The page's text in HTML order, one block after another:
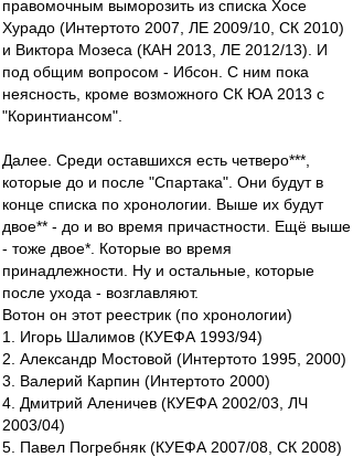
правомочным выморозить из списка Хосе
Хурадо (Интертото 2007, ЛЕ 2009/10, СК 2010)
и Виктора Мозеса (КАН 2013, ЛЕ 2012/13). И
под общим вопросом - Ибсон. С ним пока
неясность, кроме возможного СК ЮА 2013 с
"Коринтиансом".
Далее. Среди оставшихся есть четверо***,
которые до и после "Спартака". Они будут в
конце списка по хронологии. Выше их будут
двое** - до и во время причастности. Ещё выше
- тоже двое*. Которые во время
принадлежности. Ну и остальные, которые
после ухода - возглавляют.
Вотон он этот реестрик (по хронологии)
1. Игорь Шалимов (КУЕФА 1993/94)
2. Александр Мостовой (Интертото 1995, 2000)
3. Валерий Карпин (Интертото 2000)
4. Дмитрий Аленичев (КУЕФА 2002/03, ЛЧ
2003/04)
5. Павел Погребняк (КУЕФА 2007/08, СК 2008)